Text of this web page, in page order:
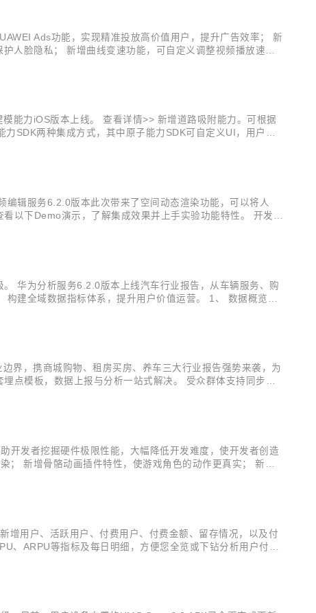
Ads功能，实现精准投放高价值用户，提升广告效率； 新
人脸隐私； 新增曲线变速功能，可自定义调整视频播放速
能力iOS版本上线。 查看详情>> 新增道路吸附能力。可根据
SDK两种集成方式，其中原子能力SDK可自定义UI，用户能
辑服务6.2.0版本此次带来了空间动态渲染功能，可以将人
以下Demo演示，了解集成效果并上手实验功能特性。 开发实
华为分析服务6.2.0版本上线汽车行业报告，从车辆服务、购
建全域数据指标体系，提升用户价值运营。 1、 数据概览看
界，携商城购物、租房买房、养车三大行业报告强势来袭，为
点模板，数据上报与分析一站式解决。 受众群体支持同步至
开发者挖掘硬件极限性能，大幅降低开发难度，使开发者创造
新增骨骼动画插件特性，使游戏角色的动作更真实； 新增
增用户、活跃用户、付费用户、付费金额、留存情况，以及付
、ARPU等指标及每日明细，方便您全览或下钻分析用户付费